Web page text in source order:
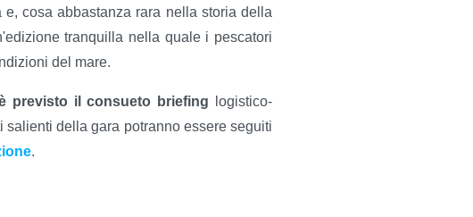
e, cosa abbastanza rara nella storia della
tranquilla nella quale i pescatori
del mare.
previsto il consueto briefing logistico-
della gara potranno essere seguiti
.